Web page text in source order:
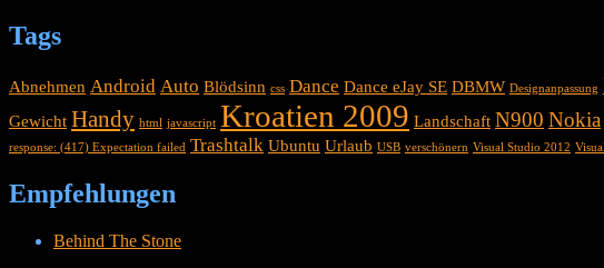
Tags
Abnehmen Android Auto Blödsinn css Dance Dance eJay SE DBMW Designanpassung
Gewicht Handy html javascript Kroatien 2009 Landschaft N900 Nokia
response: (417) Expectation failed Trashtalk Ubuntu Urlaub USB verschönern Visual Studio 2012
Empfehlungen
Behind The Stone